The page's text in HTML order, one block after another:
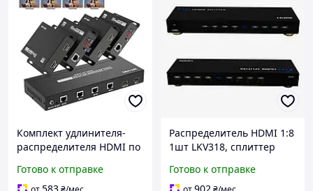
Комплект удлинителя-
распределителя HDMI по
ED144 1x4 (до 9 экранов)
Готово к отправке
Распределитель HDMI 1:8
1шт LKV318, сплиттер
для конференций и
Готово к отправке